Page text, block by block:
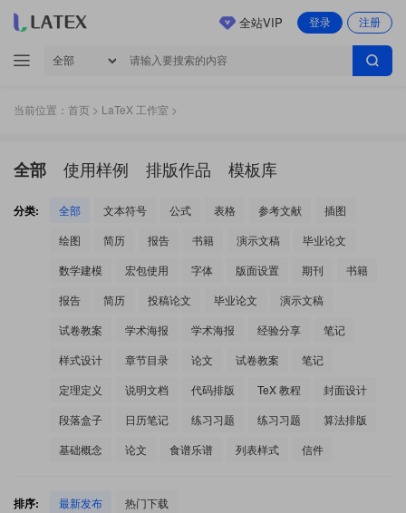
登录 注册
全站VIP
当前位置： 首页 > LaTeX 工作室 >
全部 使用样例 排版作品 模板库
分类: 全部 文本符号 公式 表格 参考文献
插图
绘图
简历 报告 书籍 演示文稿
毕业论文
数学建模
宏包使用 字体 版面设置 期刊
书籍
报告
简历 投稿论文 毕业论文
演示文稿
试卷教案
学术海报 学术海报 经验分享
笔记
样式设计
章节目录 论文 试卷教案
笔记
定理定义
说明文档 代码排版 TeX 教程
封面设计
段落盒子
日历笔记 练习习题 练习习题
算法排版
基础概念
论文 食谱乐谱 列表样式 信件
排序: 最新发布 热门下载